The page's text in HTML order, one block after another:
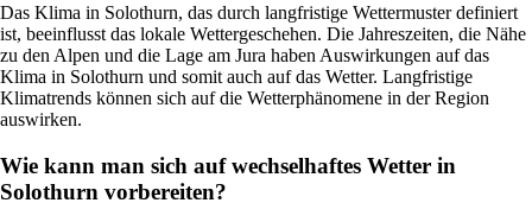
Das Klima in Solothurn, das durch langfristige Wettermuster definiert
ist, beeinflusst das lokale Wettergeschehen. Die Jahreszeiten, die Nähe
zu den Alpen und die Lage am Jura haben Auswirkungen auf das
Klima in Solothurn und somit auch auf das Wetter. Langfristige
Klimatrends können sich auf die Wetterphänomene in der Region
auswirken.
Wie kann man sich auf wechselhaftes Wetter in
Solothurn vorbereiten?